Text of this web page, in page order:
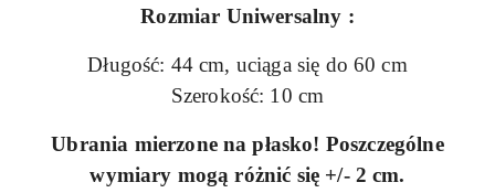
Rozmiar Uniwersalny :
Długość: 44 cm, uciąga się do 60 cm
Szerokość: 10 cm
Ubrania mierzone na płasko! Poszczególne
wymiary mogą różnić się +/- 2 cm.